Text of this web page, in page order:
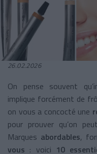
26.02.2026
On pense souvent
implique forcément de
on vous a concocté une
pour prouver qu’on
Marques abordables,
vous : voici 10